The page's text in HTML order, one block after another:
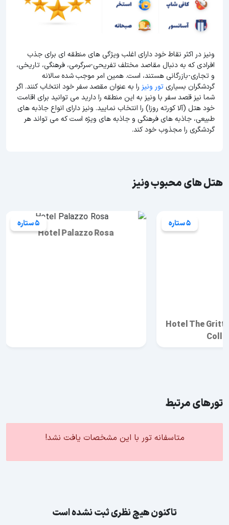
ونیز در اکثر نقاط خود دارای اغلب ویژگی های منطقه ای برای جذب
افرادی که به دنبال مقاصد مختلف تفریحی-سرگرمی، فرهنگی، تاریخی،
و تجاری-بازرگانی هستند، است. همین امر موجب شده سالانه
گردشگران بسیاریتور ونیز را به عنوان مقصد سفر خود انتخاب کنند. اگر
شما نیز قصد سفر با ونیز به این منطقه را دارید می توانید برای اقامت
خود هتل (آلا کورته روزا) را انتخاب نمایید. ونیز دارای انواع جاذبه های
طبیعی، جاذبه های فرهنگی و جاذبه های ویژه است که می تواند هر
گردشگری را مجذوب خود کند.
هتل های محبوب ونیز
5 ستاره
Hotel The Gritti
5 ستاره
Hotel Palazzo Rosa
تورهای مرتبط
متاسفانه تور با این مشخصات یافت نشد!
تاکنون هیچ نظری ثبت نشده است